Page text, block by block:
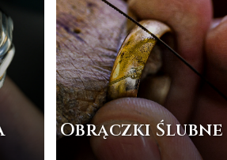
Obrączki Ślubne